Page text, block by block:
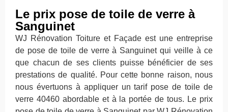
Le prix pose de toile de verre à
Sanguinet
WJ Rénovation Toiture et Façade est une entreprise
de pose de toile de verre à Sanguinet qui veille à ce
que chacun de ses clients puisse bénéficier de ses
prestations de qualité. Pour cette bonne raison, nous
nous évertuons à appliquer un tarif pose de toile de
verre 40460 abordable et à la portée de tous. Le prix